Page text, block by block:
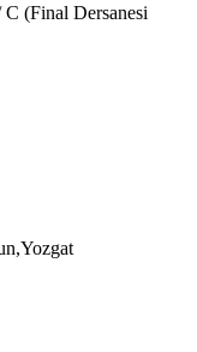
(Final Dersanesi